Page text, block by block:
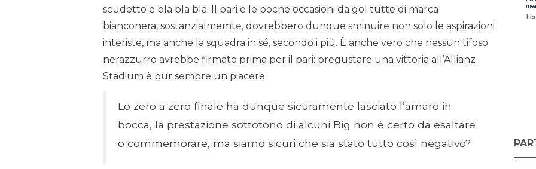
scudetto e bla bla bla. Il pari e le poche occasioni da gol tutte di marca
bianconera, sostanzialmemte, dovrebbero dunque sminuire non solo le aspirazioni
interiste, ma anche la squadra in sé, secondo i più. È anche vero che nessun tifoso
nerazzurro avrebbe firmato prima per il pari: pregustare una vittoria all’Allianz
Stadium è pur sempre un piacere.
Lo zero a zero finale ha dunque sicuramente lasciato l’amaro in
bocca, la prestazione sottotono di alcuni Big non è certo da esaltare
o commemorare, ma siamo sicuri che sia stato tutto così negativo?